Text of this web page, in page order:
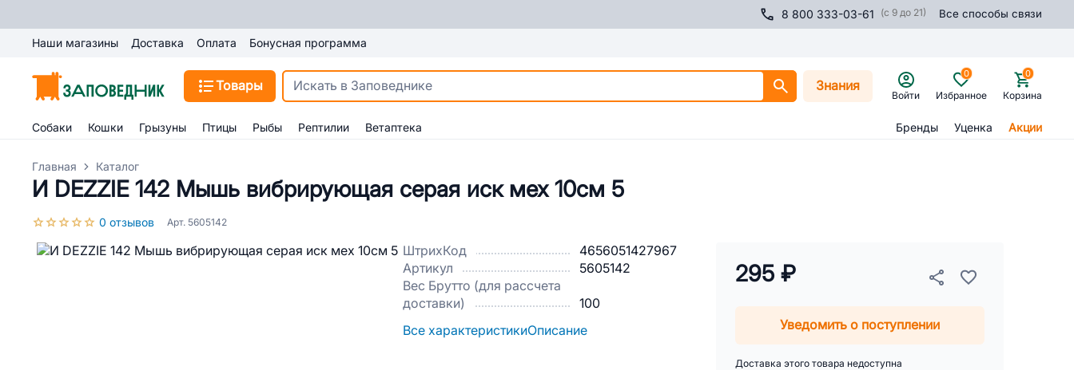
8 800 333-03-61 (с 9 до 21) Все способы связи
Наши магазины Доставка Оплата Бонусная программа
Товары Знания
Войти Избранное
0
Корзина
0
Собаки Кошки Грызуны Птицы Рыбы Рептилии Ветаптека Бренды Уценка Акции
Главная Каталог
И DEZZIE 142 Мышь вибрирующая серая иск мех 10см 5
0 отзывов Арт. 5605142
ШтрихКод
4656051427967
Артикул
5605142
Вес Брутто (для рассчета
доставки)
100
Все характеристикиОписание
295 ₽
Уведомить о поступлении
Доставка этого товара недоступна